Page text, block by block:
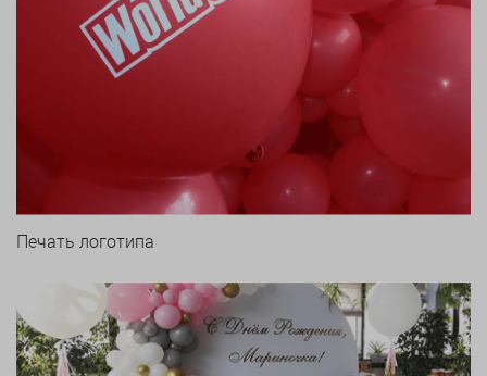
Печать логотипа